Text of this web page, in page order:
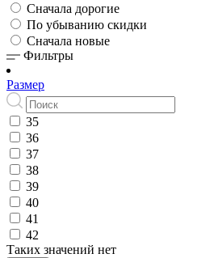
Сначала дорогие
По убыванию скидки
Сначала новые
Фильтры
Размер
35
36
37
38
39
40
41
42
Таких значений нет